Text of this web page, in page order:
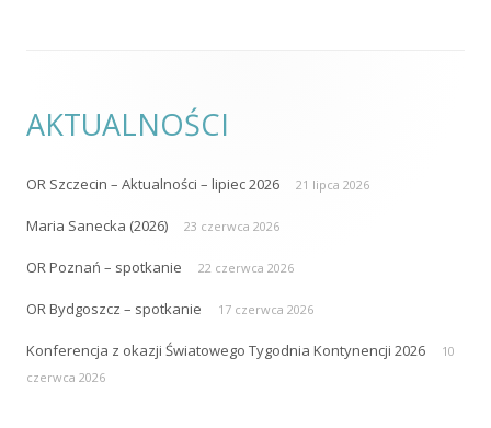
AKTUALNOŚCI
OR Szczecin – Aktualności – lipiec 2026 21 lipca 2026
Maria Sanecka (2026) 23 czerwca 2026
OR Poznań – spotkanie 22 czerwca 2026
OR Bydgoszcz – spotkanie 17 czerwca 2026
Konferencja z okazji Światowego Tygodnia Kontynencji 2026
10
czerwca 2026